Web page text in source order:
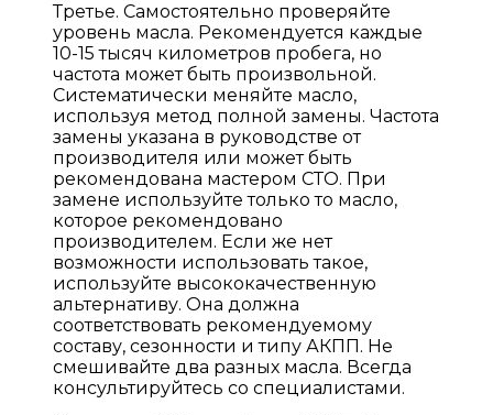
Третье. Самостоятельно проверяйте
уровень масла. Рекомендуется каждые
10-15 тысяч километров пробега, но
частота может быть произвольной.
Систематически меняйте масло,
используя метод полной замены. Частота
замены указана в руководстве от
производителя или может быть
рекомендована мастером СТО. При
замене используйте только то масло,
которое рекомендовано
производителем. Если же нет
возможности использовать такое,
используйте высококачественную
альтернативу. Она должна
соответствовать рекомендуемому
составу, сезонности и типу АКПП. Не
смешивайте два разных масла. Всегда
консультируйтесь со специалистами.